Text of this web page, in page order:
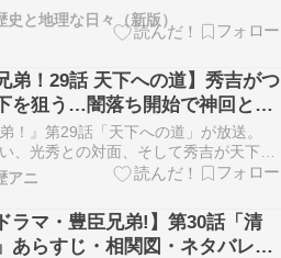
史と地理な日々（新版）
弟！29話 天下への道】秀吉がつ
を狙う…闇落ち開始で神回との
弟！』第29話「天下への道」が放送。
、光秀との対面、そして秀吉が天下へ
するラストまで、一気に物語が大きく
■要点 ラストの秀吉が「ついに覚悟を決
大好評 光秀との茶会シーンは賛否が分か
郎パートの尺には不満の声も目立つ 目
アニ
ラマ・豊臣兄弟!】第30話「清
あらすじ・相関図・ネタバレ・